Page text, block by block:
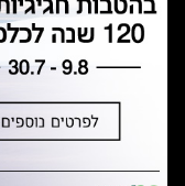
תקנון ימי מכירות 120 לכלמוביל
מצאו אותנו
אולמות תצוגה